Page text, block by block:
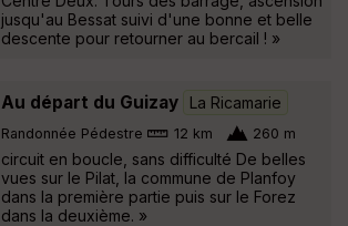
jusqu'au Bessat suivi d'une bonne et belle
descente pour retourner au bercail ! »
Au départ du Guizay La Ricamarie
Randonnée Pédestre 12 km 260 m
circuit en boucle, sans difficulté De belles
vues sur le Pilat, la commune de Planfoy
dans la première partie puis sur le Forez
dans la deuxième. »